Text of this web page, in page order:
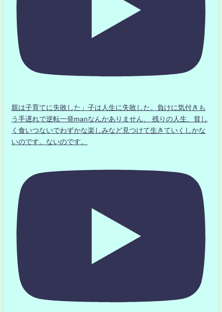
親は子育てに失敗した」子は人生に失敗した。負けに気付きも
う手遅れで逆転一発manなんかありません、 残りの人生、貧し
く食いつないでわずかな楽しみなど見つけて生きていくしかな
いのです。ないのです。